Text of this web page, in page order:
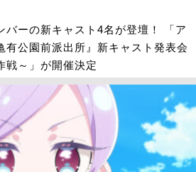
バーの新キャスト4名が登壇！ 「ア
有公園前派出所』新キャスト発表会
戦～」が開催決定